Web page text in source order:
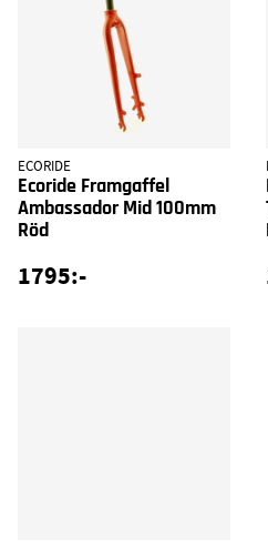
ECORIDE
Ecoride Framgaffel
Ambassador Mid 100mm
Röd
1795:-